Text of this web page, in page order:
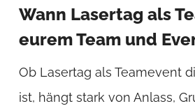
Wann Lasertag als
eurem Team und
Ob Lasertag als Teamevent
ist, hängt stark von Anlass,